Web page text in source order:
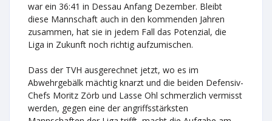
war ein 36:41 in Dessau Anfang Dezember. Bleibt
diese Mannschaft auch in den kommenden Jahren
zusammen, hat sie in jedem Fall das Potenzial, die
Liga in Zukunft noch richtig aufzumischen.
Dass der TVH ausgerechnet jetzt, wo es im
Abwehrgebälk mächtig knarzt und die beiden Defensiv-
Chefs Moritz Zörb und Lasse Ohl schmerzlich vermisst
werden, gegen eine der angriffsstärksten